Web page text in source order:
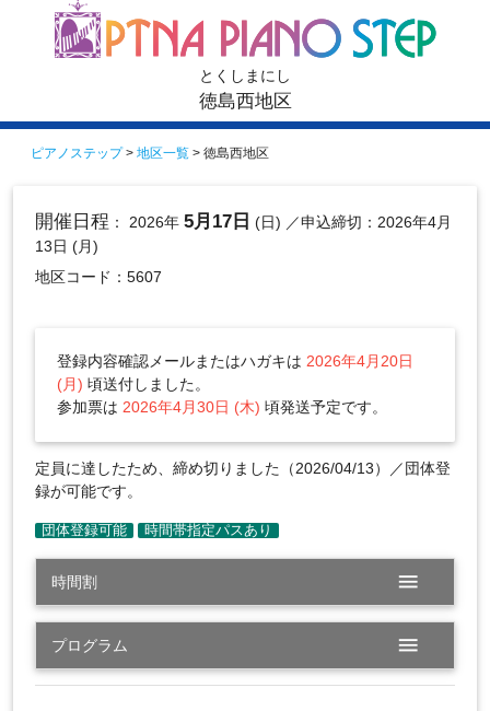
とくしまにし
徳島西地区
ピアノステップ> 地区一覧 > 徳島西地区
開催日程 ： 2026年 5月17日 (日) ／申込締切：2026年4月
13日 (月)
地区コード：5607
登録内容確認メールまたはハガキは 2026年4月20日
(月) 頃送付しました。
参加票は 2026年4月30日 (木) 頃発送予定です。
定員に達したため、締め切りました（2026/04/13）／団体登
録が可能です。
時間割 menu
プログラム menu